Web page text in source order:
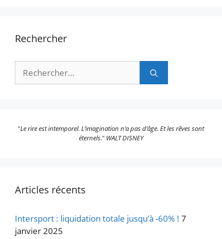
Rechercher
Rechercher :
"Le rire est intemporel. L’imagination n’a pas d’âge. Et les rêves sont
éternels." WALT DISNEY
Articles récents
Intersport : liquidation totale jusqu’à -60% ! 7
janvier 2025